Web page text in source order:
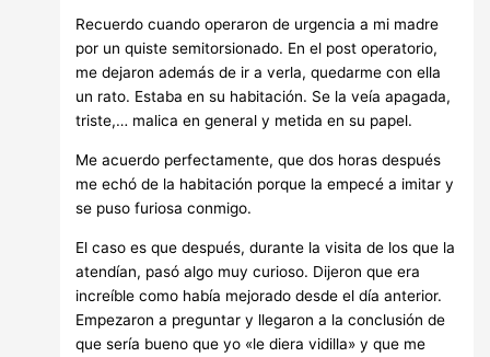
Recuerdo cuando operaron de urgencia a mi madre
por un quiste semitorsionado. En el post operatorio,
me dejaron además de ir a verla, quedarme con ella
un rato. Estaba en su habitación. Se la veía apagada,
triste,… malica en general y metida en su papel.
Me acuerdo perfectamente, que dos horas después
me echó de la habitación porque la empecé a imitar y
se puso furiosa conmigo.
El caso es que después, durante la visita de los que la
atendían, pasó algo muy curioso. Dijeron que era
increíble como había mejorado desde el día anterior.
Empezaron a preguntar y llegaron a la conclusión de
que sería bueno que yo «le diera vidilla» y que me